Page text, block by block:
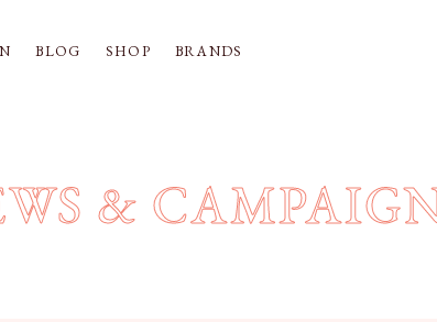
BLOG SHOP BRANDS
&